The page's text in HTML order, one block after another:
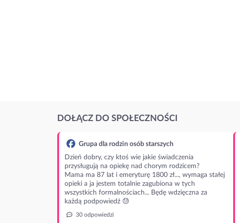
DOŁĄCZ DO SPOŁECZNOŚCI
Grupa dla rodzin osób starszych
Dzień dobry, czy ktoś wie jakie świadczenia
przysługują na opiekę nad chorym rodzicem?
Mama ma 87 lat i emeryturę 1800 zł..., wymaga stałej
opieki a ja jestem totalnie zagubiona w tych
wszystkich formalnościach... Będę wdzięczna za
każdą podpowiedź 😓
30 odpowiedzi